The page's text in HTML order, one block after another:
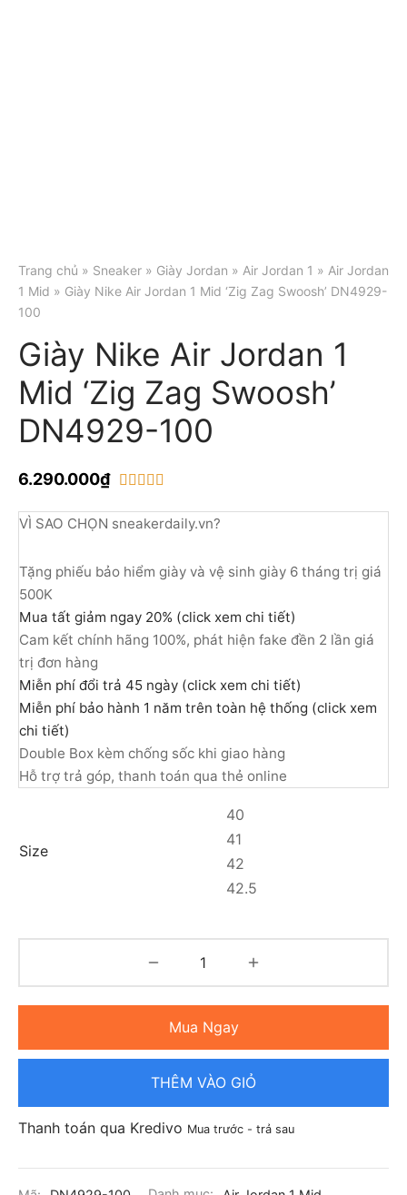
Trang chủ » Sneaker » Giày Jordan » Air Jordan 1 » Air Jordan
1 Mid » Giày Nike Air Jordan 1 Mid ‘Zig Zag Swoosh’ DN4929-
100
Giày Nike Air Jordan 1
Mid ‘Zig Zag Swoosh’
DN4929-100
6.290.000₫
VÌ SAO CHỌN sneakerdaily.vn?
Tặng phiếu bảo hiểm giày và vệ sinh giày 6 tháng trị giá
500K
Mua tất giảm ngay 20% (click xem chi tiết)
Cam kết chính hãng 100%, phát hiện fake đền 2 lần giá
trị đơn hàng
Miễn phí đổi trả 45 ngày (click xem chi tiết)
Miễn phí bảo hành 1 năm trên toàn hệ thống (click xem
chi tiết)
Double Box kèm chống sốc khi giao hàng
Hỗ trợ trả góp, thanh toán qua thẻ online
Size
40
41
42
42.5
Mua Ngay
THÊM VÀO GIỎ
Thanh toán qua Kredivo Mua trước - trả sau